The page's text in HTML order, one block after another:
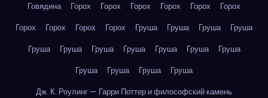
Говядина
Горох Горох Горох Горох Горох
Горох
Горох
Горох Горох Горох Груша Груша Груша
Груша
Груша
Груша Груша Груша Груша Груша
Груша
Груша
Груша Груша
Груша
Дж. К. Роулинг — Гарри Поттер и философский камень